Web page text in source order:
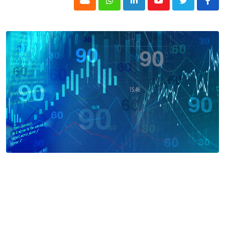
Youtube
LinkedIn
Whatsapp
Cloud